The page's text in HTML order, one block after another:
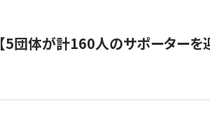
【5団体が計160人のサポーターを